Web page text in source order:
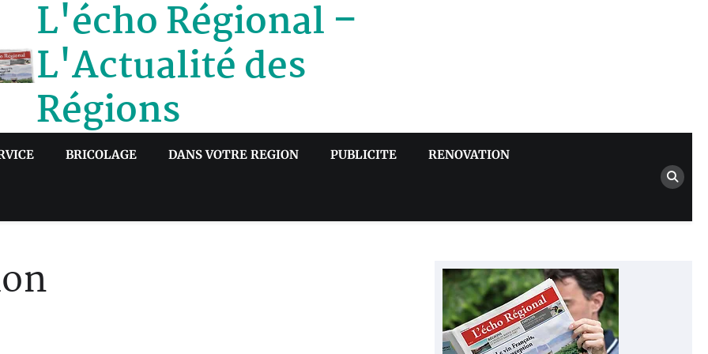
L'écho Régional –
L'Actualité des
Régions
BRICOLAGE DANS VOTRE REGION PUBLICITE RENOVATION